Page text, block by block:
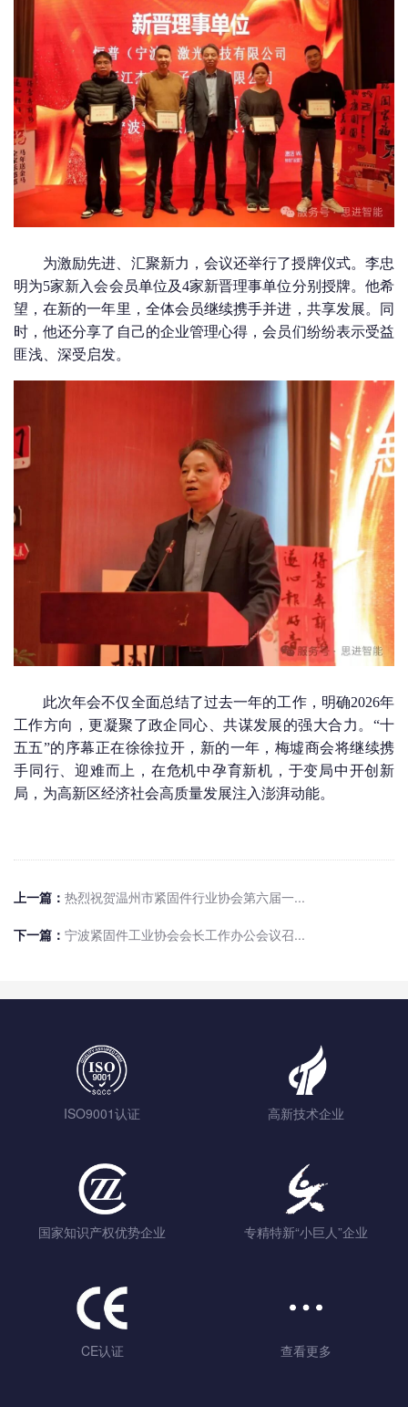
为激励先进、汇聚新力，会议还举行了授牌仪式。李忠
明为5家新入会会员单位及4家新晋理事单位分别授牌。他希
望，在新的一年里，全体会员继续携手并进，共享发展。同
时，他还分享了自己的企业管理心得，会员们纷纷表示受益
匪浅、深受启发。
此次年会不仅全面总结了过去一年的工作，明确2026年
工作方向，更凝聚了政企同心、共谋发展的强大合力。“十
五五”的序幕正在徐徐拉开，新的一年，梅墟商会将继续携
手同行、迎难而上，在危机中孕育新机，于变局中开创新
局，为高新区经济社会高质量发展注入澎湃动能。
上一篇： 热烈祝贺温州市紧固件行业协会第六届一...
下一篇： 宁波紧固件工业协会会长工作办公会议召...
ISO9001认证 高新技术企业
国家知识产权优势企业 专精特新“小巨人”企业
CE认证 查看更多